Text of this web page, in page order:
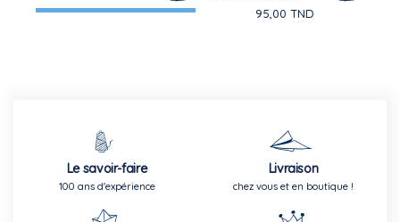
95,00 TND
Le savoir-faire
100 ans d'expérience
Livraison
chez vous et en boutique !